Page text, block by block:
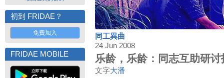
初到 FRIDAE？
免費加入
FRIDAE MOBILE
同工異曲
24 Jun 2008
乐龄，乐龄：同志互助研讨
文字大潘